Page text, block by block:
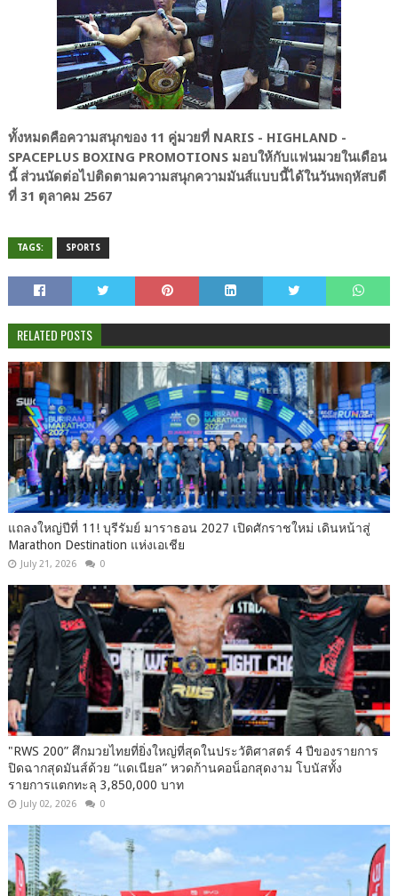
ทั้งหมดคือความสนุกของ 11 คู่มวยที่ NARIS - HIGHLAND -
SPACEPLUS BOXING PROMOTIONS มอบให้กับแฟนมวยในเดือน
นี้ ส่วนนัดต่อไปติดตามความสนุกความมันส์แบบนี้ได้ในวันพฤหัสบดี
ที่ 31 ตุลาคม 2567
TAGS: SPORTS
RELATED POSTS
แถลงใหญ่ปีที่ 11! บุรีรัมย์ มาราธอน 2027 เปิดศักราชใหม่ เดินหน้าสู่
Marathon Destination แห่งเอเชีย
July 21, 2026 0
"RWS 200” ศึกมวยไทยที่ยิ่งใหญ่ที่สุดในประวัติศาสตร์ 4 ปีของรายการ
ปิดฉากสุดมันส์ด้วย “แดเนียล” หวดก้านคอน็อกสุดงาม โบนัสทั้ง
รายการแตกทะลุ 3,850,000 บาท
July 02, 2026 0